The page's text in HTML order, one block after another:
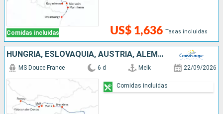
Comidas incluidas US$ 1,636 Tasas incluidas
HUNGRÍA, ESLOVAQUIA, AUSTRIA, ALEMANIA
MS Douce France 6 d Melk 22/09/2026
Comidas incluidas